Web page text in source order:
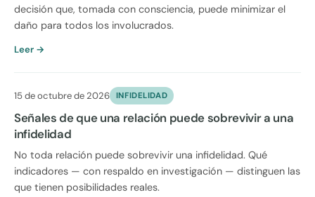
decisión que, tomada con consciencia, puede minimizar el
daño para todos los involucrados.
Leer →
15 de octubre de 2026 INFIDELIDAD
Señales de que una relación puede sobrevivir a una
infidelidad
No toda relación puede sobrevivir una infidelidad. Qué
indicadores — con respaldo en investigación — distinguen las
que tienen posibilidades reales.